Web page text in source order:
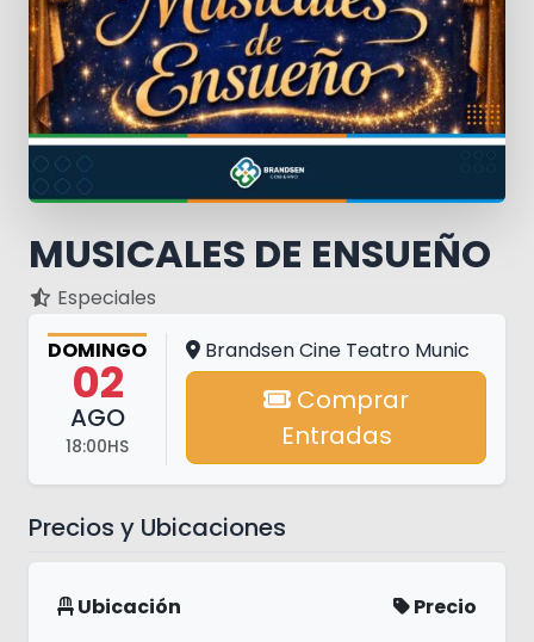
MUSICALES DE ENSUEÑO
Especiales
DOMINGO
02
AGO
18:00HS
Brandsen Cine Teatro Munic
Comprar
Entradas
Precios y Ubicaciones
Ubicación
Precio